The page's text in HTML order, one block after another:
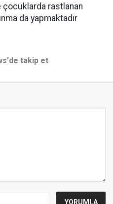
rastlanan
da yapmaktadır
takip et